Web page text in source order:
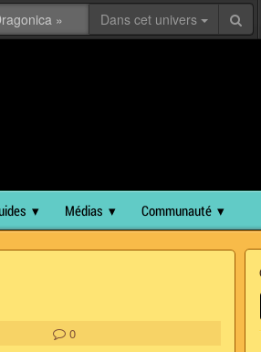
Dans cet univers
Médias Communauté
0